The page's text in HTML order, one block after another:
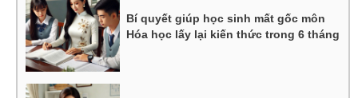
Bí quyết giúp học sinh mất gốc môn
Hóa học lấy lại kiến thức trong 6 tháng